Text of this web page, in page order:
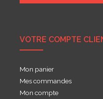
VOTRE COMPTE
Mon panier
Mes commandes
Mon compte